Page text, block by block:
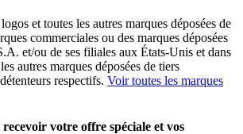
et toutes les autres marques déposées de
commerciales ou des marques déposées
et/ou de ses filiales aux États-Unis et dans
autres marques déposées de tiers
respectifs. Voir toutes les marques
votre offre spéciale et vos